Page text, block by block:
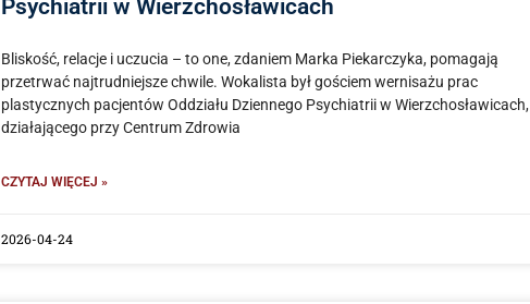
Psychiatrii w Wierzchosławicach
Bliskość, relacje i uczucia – to one, zdaniem Marka Piekarczyka, pomagają
przetrwać najtrudniejsze chwile. Wokalista był gościem wernisażu prac
plastycznych pacjentów Oddziału Dziennego Psychiatrii w Wierzchosławicach,
działającego przy Centrum Zdrowia
CZYTAJ WIĘCEJ »
2026-04-24